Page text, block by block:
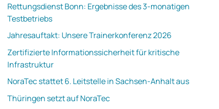
Rettungsdienst Bonn: Ergebnisse des 3-monatigen
Testbetriebs
Jahresauftakt: Unsere Trainerkonferenz 2026
Zertifizierte Informationssicherheit für kritische
Infrastruktur
NoraTec stattet 6. Leitstelle in Sachsen-Anhalt aus
Thüringen setzt auf NoraTec